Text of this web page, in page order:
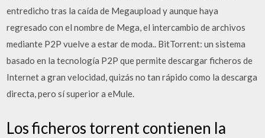
entredicho tras la caída de Megaupload y aunque haya
regresado con el nombre de Mega, el intercambio de archivos
mediante P2P vuelve a estar de moda.. BitTorrent: un sistema
basado en la tecnología P2P que permite descargar ficheros de
Internet a gran velocidad, quizás no tan rápido como la descarga
directa, pero sí superior a eMule.
Los ficheros torrent contienen la